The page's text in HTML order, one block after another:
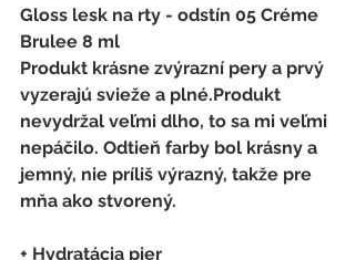
Gloss lesk na rty - odstín 05 Créme
Brulee 8 ml
Produkt krásne zvýrazní pery a prvý
vyzerajú svieže a plné.Produkt
nevydržal veľmi dlho, to sa mi veľmi
nepáčilo. Odtieň farby bol krásny a
jemný, nie príliš výrazný, takže pre
mňa ako stvorený.
+ Hydratácia pier